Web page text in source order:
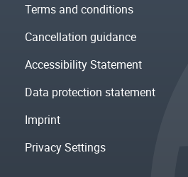
Terms and conditions
Cancellation guidance
Accessibility Statement
Data protection statement
Imprint
Privacy Settings